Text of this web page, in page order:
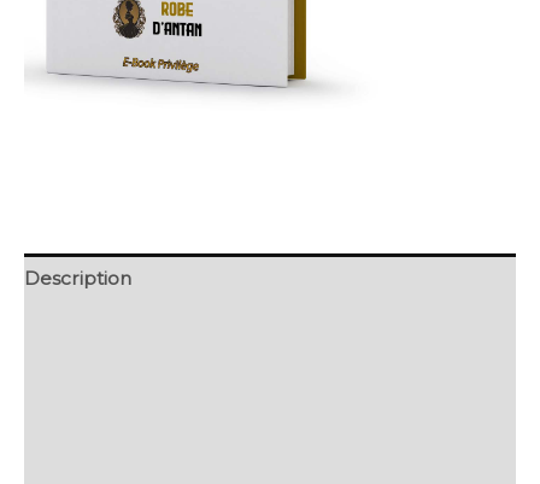
Description